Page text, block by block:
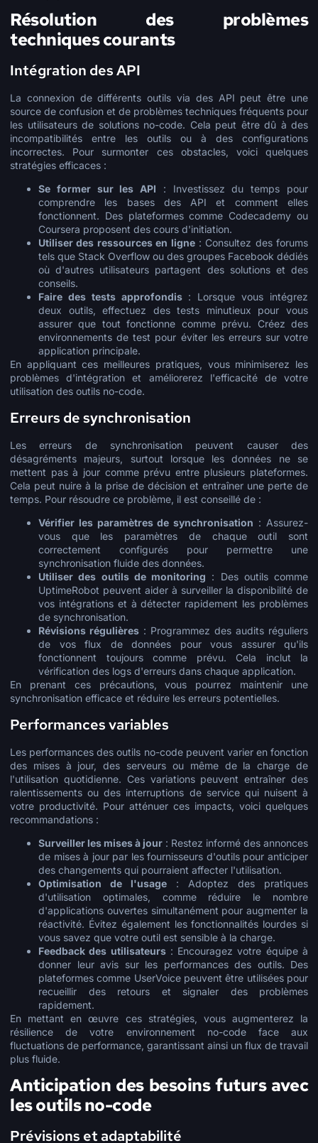
Résolution des problèmes
techniques courants
Intégration des API
La connexion de différents outils via des API peut être une
source de confusion et de problèmes techniques fréquents pour
les utilisateurs de solutions no-code. Cela peut être dû à des
incompatibilités entre les outils ou à des configurations
incorrectes. Pour surmonter ces obstacles, voici quelques
stratégies efficaces :
Se former sur les API : Investissez du temps pour
comprendre les bases des API et comment elles
fonctionnent. Des plateformes comme Codecademy ou
Coursera proposent des cours d'initiation.
Utiliser des ressources en ligne: Consultez des forums
tels que Stack Overflow ou des groupes Facebook dédiés
où d'autres utilisateurs partagent des solutions et des
conseils.
Faire des tests approfondis: Lorsque vous intégrez
deux outils, effectuez des tests minutieux pour vous
assurer que tout fonctionne comme prévu. Créez des
environnements de test pour éviter les erreurs sur votre
application principale.
En appliquant ces meilleures pratiques, vous minimiserez les
problèmes d'intégration et améliorerez l'efficacité de votre
utilisation des outils no-code.
Erreurs de synchronisation
Les erreurs de synchronisation peuvent causer des
désagréments majeurs, surtout lorsque les données ne se
mettent pas à jour comme prévu entre plusieurs plateformes.
Cela peut nuire à la prise de décision et entraîner une perte de
temps. Pour résoudre ce problème, il est conseillé de :
Vérifier les paramètres de synchronisation : Assurez-
vous que les paramètres de chaque outil sont
correctement configurés pour permettre une
synchronisation fluide des données.
Utiliser des outils de monitoring : Des outils comme
UptimeRobot peuvent aider à surveiller la disponibilité de
vos intégrations et à détecter rapidement les problèmes
de synchronisation.
Révisions régulières : Programmez des audits réguliers
de vos flux de données pour vous assurer qu'ils
fonctionnent toujours comme prévu. Cela inclut la
vérification des logs d'erreurs dans chaque application.
En prenant ces précautions, vous pourrez maintenir une
synchronisation efficace et réduire les erreurs potentielles.
Performances variables
Les performances des outils no-code peuvent varier en fonction
des mises à jour, des serveurs ou même de la charge de
l'utilisation quotidienne. Ces variations peuvent entraîner des
ralentissements ou des interruptions de service qui nuisent à
votre productivité. Pour atténuer ces impacts, voici quelques
recommandations :
Surveiller les mises à jour : Restez informé des annonces
de mises à jour par les fournisseurs d'outils pour anticiper
des changements qui pourraient affecter l'utilisation.
Optimisation de l'usage : Adoptez des pratiques
d'utilisation optimales, comme réduire le nombre
d'applications ouvertes simultanément pour augmenter la
réactivité. Évitez également les fonctionnalités lourdes si
vous savez que votre outil est sensible à la charge.
Feedback des utilisateurs: Encouragez votre équipe à
donner leur avis sur les performances des outils. Des
plateformes comme UserVoice peuvent être utilisées pour
recueillir des retours et signaler des problèmes
rapidement.
En mettant en œuvre ces stratégies, vous augmenterez la
résilience de votre environnement no-code face aux
fluctuations de performance, garantissant ainsi un flux de travail
plus fluide.
Anticipation des besoins futurs avec
les outils no-code
Prévisions et adaptabilité